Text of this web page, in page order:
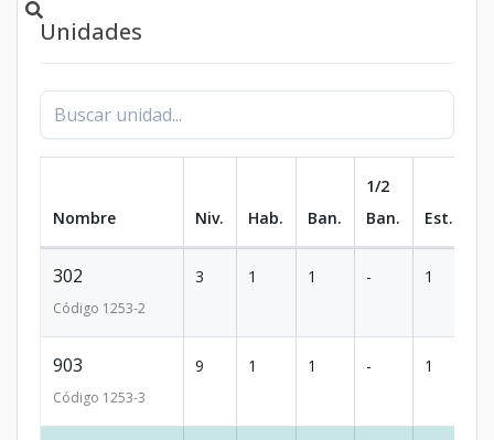
Unidades
Nombre Niv. Hab. Ban.
1/2
Ban.
Est.
302
Código 1253-2
3 1 1 - 1
903
Código 1253-3
9 1 1 - 1